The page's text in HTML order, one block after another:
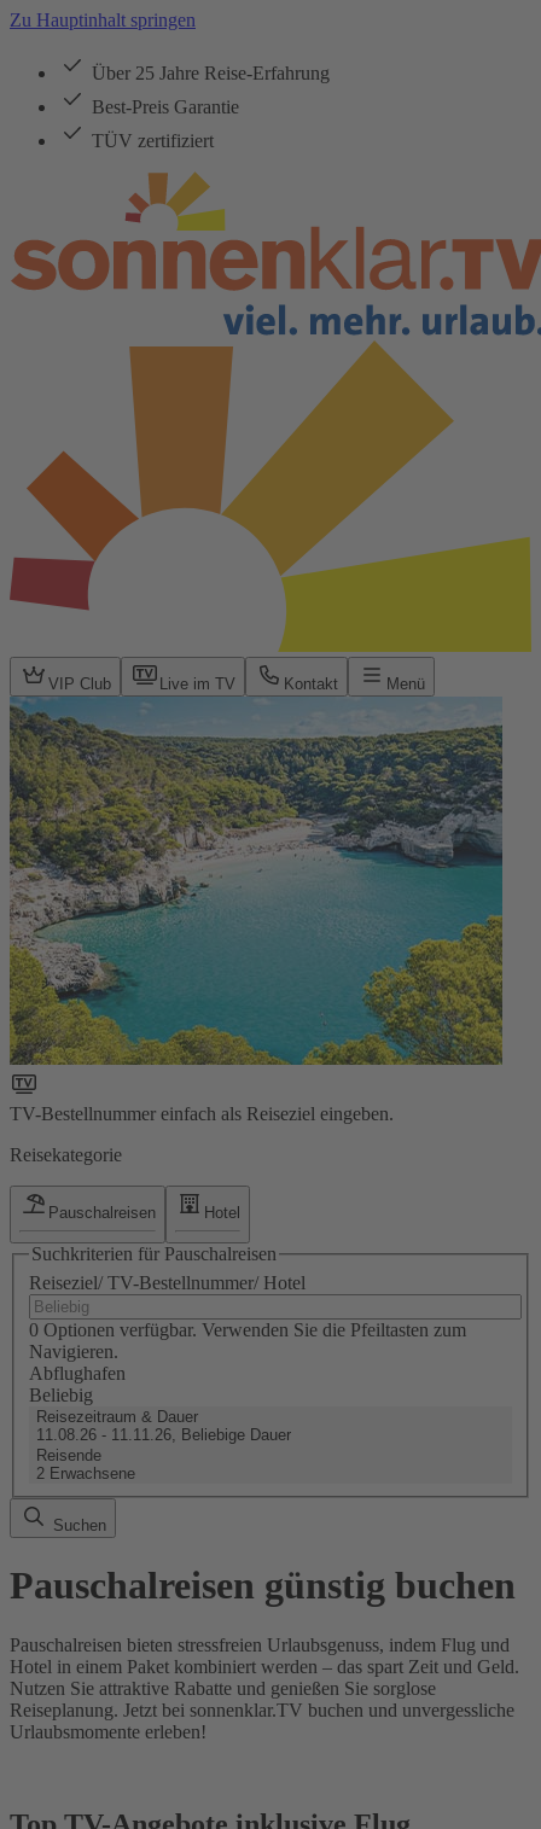
Zu Hauptinhalt springen
Über 25 Jahre Reise-Erfahrung
Best-Preis Garantie
TÜV zertifiziert
VIP Club Live im TV Kontakt Menü
TV-Bestellnummer einfach als Reiseziel eingeben.
Reisekategorie
Pauschalreisen Hotel
Suchkriterien für Pauschalreisen
Reiseziel/ TV-Bestellnummer/ Hotel
0 Optionen verfügbar. Verwenden Sie die Pfeiltasten zum
Navigieren.
Abflughafen
Beliebig
Reisezeitraum & Dauer
11.08.26 - 11.11.26, Beliebige Dauer
Reisende
2 Erwachsene
Suchen
Pauschalreisen günstig buchen
Pauschalreisen bieten stressfreien Urlaubsgenuss, indem Flug und
Hotel in einem Paket kombiniert werden – das spart Zeit und Geld.
Nutzen Sie attraktive Rabatte und genießen Sie sorglose
Reiseplanung. Jetzt bei sonnenklar.TV buchen und unvergessliche
Urlaubsmomente erleben!